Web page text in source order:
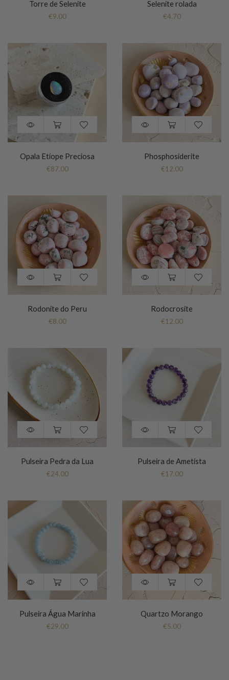
Torre de Selenite
€9.00
Selenite rolada
€4.70
Opala Etíope Preciosa
€87.00
Phosphosiderite
€12.00
Rodonite do Peru
€8.00
Rodocrosite
€12.00
Pulseira Pedra da Lua
€24.00
Pulseira de Ametista
€17.00
Pulseira Água Marinha
€29.00
Quartzo Morango
€5.00